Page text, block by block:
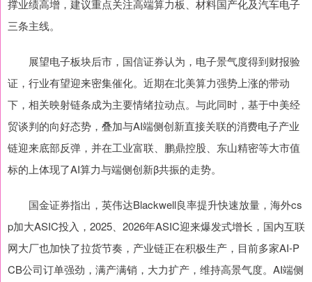
撑业绩高增，建议重点关注高端算力板、材料国产化及汽车电子
三条主线。
展望电子板块后市，国信证券认为，电子景气度得到财报验
证，行业有望迎来密集催化。近期在北美算力强势上涨的带动
下，相关映射链条成为主要情绪拉动点。与此同时，基于中美经
贸谈判的向好态势，叠加与AI端侧创新直接关联的消费电子产业
链迎来底部反弹，并在工业富联、鹏鼎控股、东山精密等大市值
标的上体现了AI算力与端侧创新β共振的走势。
国金证券指出，英伟达Blackwell良率提升快速放量，海外cs
p加大ASIC投入，2025、2026年ASIC迎来爆发式增长，国内互联
网大厂也加快了拉货节奏，产业链正在积极生产，目前多家AI-P
CB公司订单强劲，满产满销，大力扩产，维持高景气度。AI端侧